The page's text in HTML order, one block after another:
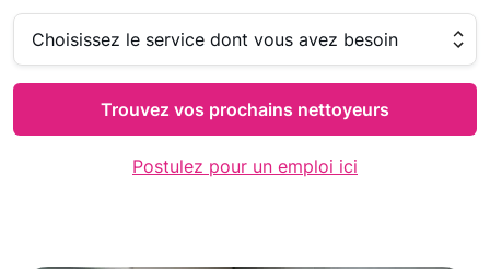
Trouvez vos prochains nettoyeurs
Postulez pour un emploi ici